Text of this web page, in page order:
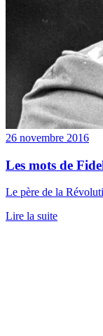
26 novembre 2016
Les mots de
Le père de la
Lire la suite